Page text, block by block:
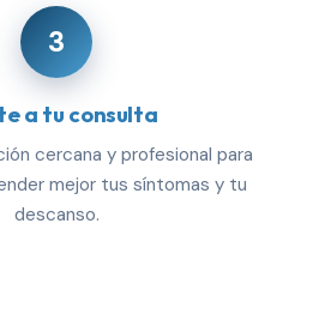
3
a tu consulta
cercana y profesional para
mejor tus síntomas y tu
descanso.